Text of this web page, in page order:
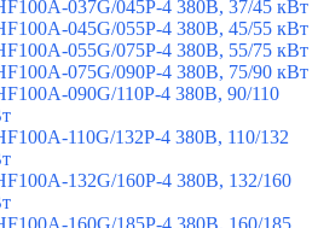
037G/045P-4 380В, 37/45 кВт
045G/055P-4 380В, 45/55 кВт
055G/075P-4 380В, 55/75 кВт
075G/090P-4 380В, 75/90 кВт
090G/110P-4 380В, 90/110
110G/132P-4 380В, 110/132
132G/160P-4 380В, 132/160